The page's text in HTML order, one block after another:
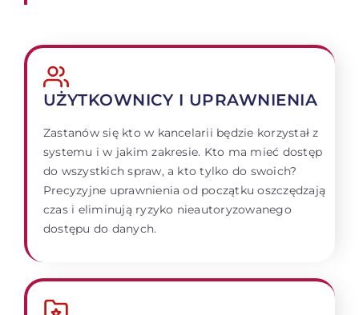
UŻYTKOWNICY I UPRAWNIENIA
Zastanów się kto w kancelarii będzie korzystał z
systemu i w jakim zakresie. Kto ma mieć dostęp
do wszystkich spraw, a kto tylko do swoich?
Precyzyjne uprawnienia od początku oszczędzają
czas i eliminują ryzyko nieautoryzowanego
dostępu do danych.